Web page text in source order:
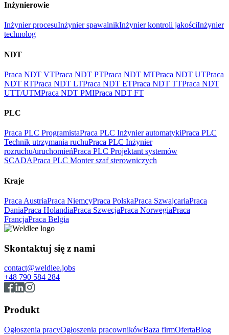
Inżynierowie
Inżynier procesuInżynier spawalnikInżynier kontroli jakościInżynier
technolog
NDT
Praca NDT VTPraca NDT PTPraca NDT MTPraca NDT UTPraca
NDT RTPraca NDT LTPraca NDT ETPraca NDT TTPraca NDT
UTT/UTMPraca NDT PMIPraca NDT FT
PLC
Praca PLC ProgramistaPraca PLC Inżynier automatykiPraca PLC
Technik utrzymania ruchuPraca PLC Inżynier
rozruchu/uruchomieńPraca PLC Projektant systemów
SCADAPraca PLC Monter szaf sterowniczych
Kraje
Praca AustriaPraca NiemcyPraca PolskaPraca SzwajcariaPraca
DaniaPraca HolandiaPraca SzwecjaPraca NorwegiaPraca
FrancjaPraca Belgia
Skontaktuj się z nami
contact@weldlee.jobs
+48 790 584 284
Produkt
Ogłoszenia pracyOgłoszenia pracownikówBaza firmOfertaBlog